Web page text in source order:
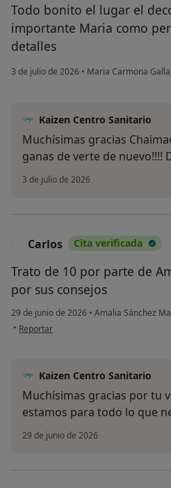
Todo bonito el lugar el
importante Maria como
detalles
3 de julio de 2026 • Maria Carmona
Kaizen Centro Sanitario
Muchísimas gracias
ganas de verte de nuevo!!!!
3 de julio de 2026
Carlos Cita verificada
Trato de 10 por parte de
por sus consejos
29 de junio de 2026 • Amalia Sánchez
• en opinión del usuario Carlos
Reportar
Kaizen Centro Sanitario
Muchísimas gracias por tu
estamos para todo lo que
29 de junio de 2026